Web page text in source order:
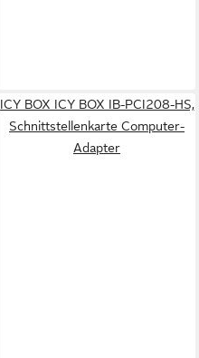
ICY BOX ICY BOX IB-PCI208-HS,
Schnittstellenkarte Computer-
Adapter